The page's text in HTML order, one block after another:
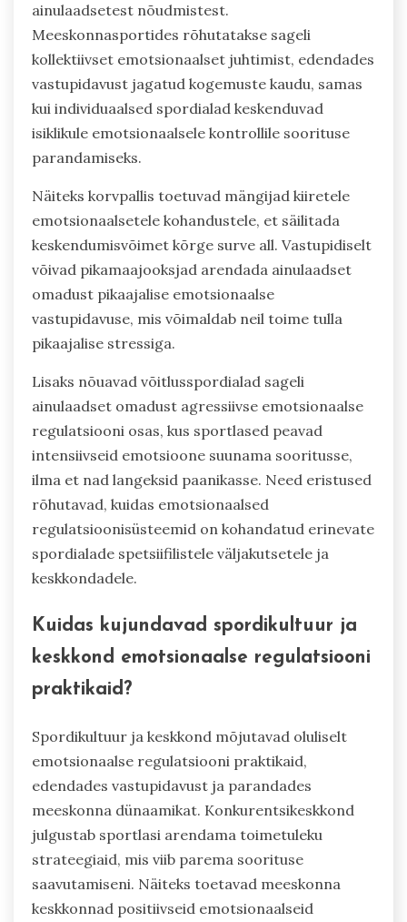
ainulaadsetest nõudmistest.
Meeskonnasportides rõhutatakse sageli
kollektiivset emotsionaalset juhtimist, edendades
vastupidavust jagatud kogemuste kaudu, samas
kui individuaalsed spordialad keskenduvad
isiklikule emotsionaalsele kontrollile soorituse
parandamiseks.
Näiteks korvpallis toetuvad mängijad kiiretele
emotsionaalsetele kohandustele, et säilitada
keskendumisvõimet kõrge surve all. Vastupidiselt
võivad pikamaajooksjad arendada ainulaadset
omadust pikaajalise emotsionaalse
vastupidavuse, mis võimaldab neil toime tulla
pikaajalise stressiga.
Lisaks nõuavad võitlusspordialad sageli
ainulaadset omadust agressiivse emotsionaalse
regulatsiooni osas, kus sportlased peavad
intensiivseid emotsioone suunama sooritusse,
ilma et nad langeksid paanikasse. Need eristused
rõhutavad, kuidas emotsionaalsed
regulatsioonisüsteemid on kohandatud erinevate
spordialade spetsiifilistele väljakutsetele ja
keskkondadele.
Kuidas kujundavad spordikultuur ja
keskkond emotsionaalse regulatsiooni
praktikaid?
Spordikultuur ja keskkond mõjutavad oluliselt
emotsionaalse regulatsiooni praktikaid,
edendades vastupidavust ja parandades
meeskonna dünaamikat. Konkurentsikeskkond
julgustab sportlasi arendama toimetuleku
strateegiaid, mis viib parema soorituse
saavutamiseni. Näiteks toetavad meeskonna
keskkonnad positiivseid emotsionaalseid